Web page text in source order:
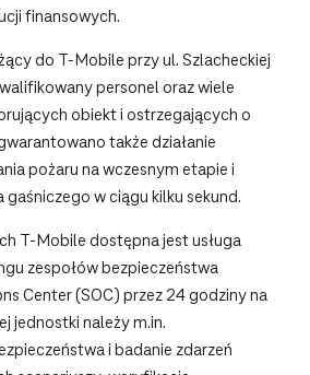
finansowych.
do T-Mobile przy ul. Szlacheckiej
personel oraz wiele
obiekt i ostrzegających o
także działanie
pożaru na wczesnym etapie i
gaśniczego w ciągu kilku sekund.
T‑Mobile dostępna jest usługa
zespołów bezpieczeństwa
Center (SOC) przez 24 godziny na
jednostki należy m.in.
i badanie zdarzeń